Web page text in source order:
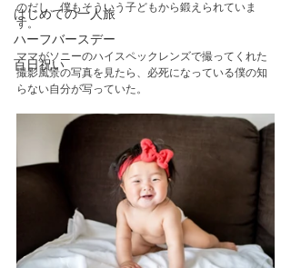
はじめての一人旅
ハーフバースデー
百日祝い
のだし、僕もそういう子どもから鍛えられていま
す。
ママがソニーのハイスペックレンズで撮ってくれた
撮影風景の写真を見たら、必死になっている僕の知
らない自分が写っていた。